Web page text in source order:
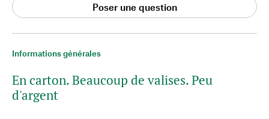
Informations générales
En carton. Beaucoup de valises. Peu
d'argent
Poser une question